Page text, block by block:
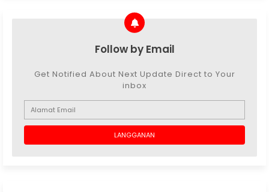
Follow by Email
Get Notified About Next Update Direct to Your
inbox